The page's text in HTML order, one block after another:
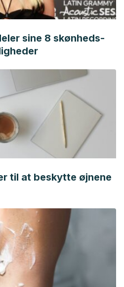
sine 8 skønheds-
til at beskytte øjnene